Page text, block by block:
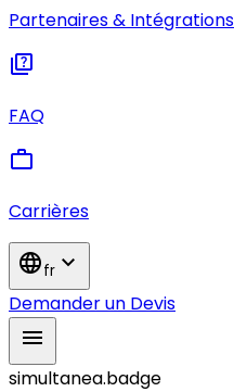
Partenaires & Intégrations
quiz
FAQ
work
Carrières
languagefr expand_more
Demander un Devis
menu
simultanea.badge